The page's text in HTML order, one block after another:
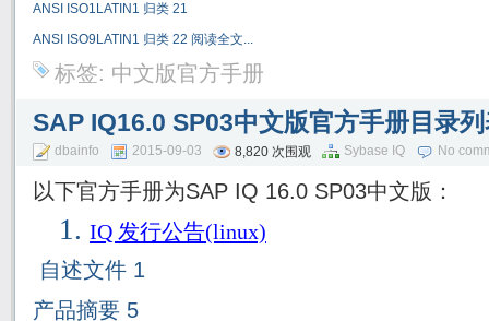
ANSI ISO1LATIN1 归类 21
ANSI ISO9LATIN1 归类 22 阅读全文...
标签: 中文版官方手册
SAP IQ16.0 SP03中文版官方手册目录
dbainfo 2015-09-03 8,820 次围观 Sybase IQ No
以下官方手册为SAP IQ 16.0 SP03中文版：
1. IQ 发行公告(linux)
自述文件 1
产品摘要 5